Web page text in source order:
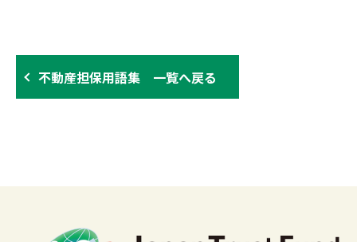
不動産担保用語集 一覧へ戻る